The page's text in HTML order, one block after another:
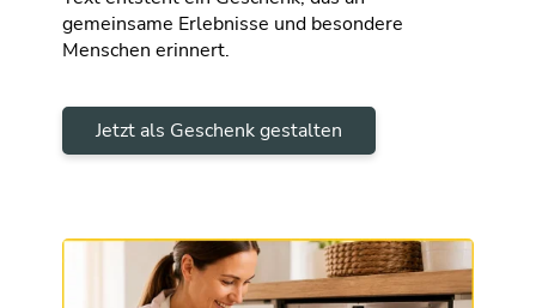
gemeinsame Erlebnisse und besondere
Menschen erinnert.
Jetzt als Geschenk gestalten